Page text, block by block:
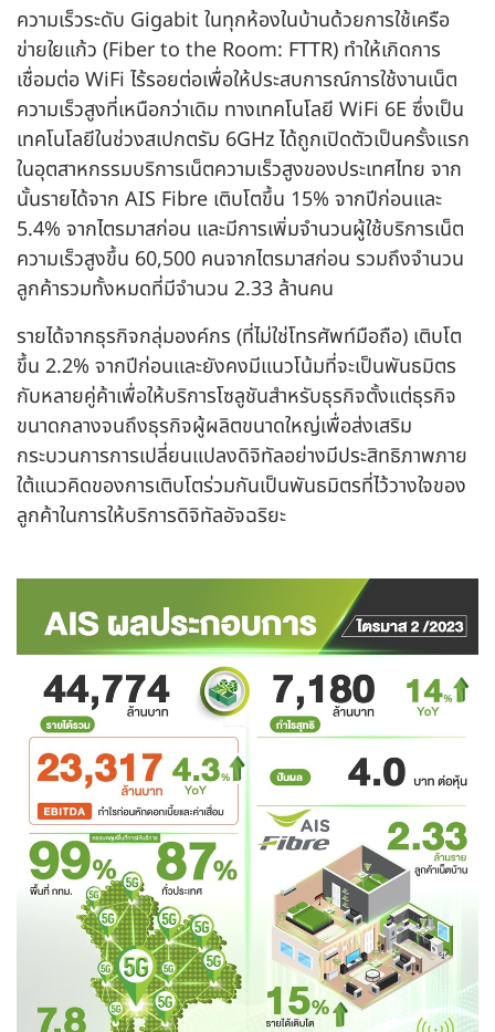
ความเร็วระดับ Gigabit ในทุกห้องในบ้านด้วยการใช้เครือ
ข่ายใยแก้ว (Fiber to the Room: FTTR) ทำให้เกิดการ
เชื่อมต่อ WiFi ไร้รอยต่อเพื่อให้ประสบการณ์การใช้งานเน็ต
ความเร็วสูงที่เหนือกว่าเดิม ทางเทคโนโลยี WiFi 6E ซึ่งเป็น
เทคโนโลยีในช่วงสเปกตรัม 6GHz ได้ถูกเปิดตัวเป็นครั้งแรก
ในอุตสาหกรรมบริการเน็ตความเร็วสูงของประเทศไทย จาก
นั้นรายได้จาก AIS Fibre เติบโตขึ้น 15% จากปีก่อนและ
5.4% จากไตรมาสก่อน และมีการเพิ่มจำนวนผู้ใช้บริการเน็ต
ความเร็วสูงขึ้น 60,500 คนจากไตรมาสก่อน รวมถึงจำนวน
ลูกค้ารวมทั้งหมดที่มีจำนวน 2.33 ล้านคน
รายได้จากธุรกิจกลุ่มองค์กร (ที่ไม่ใช่โทรศัพท์มือถือ) เติบโต
ขึ้น 2.2% จากปีก่อนและยังคงมีแนวโน้มที่จะเป็นพันธมิตร
กับหลายคู่ค้าเพื่อให้บริการโซลูชันสำหรับธุรกิจตั้งแต่ธุรกิจ
ขนาดกลางจนถึงธุรกิจผู้ผลิตขนาดใหญ่เพื่อส่งเสริม
กระบวนการการเปลี่ยนแปลงดิจิทัลอย่างมีประสิทธิภาพภาย
ใต้แนวคิดของการเติบโตร่วมกันเป็นพันธมิตรที่ไว้วางใจของ
ลูกค้าในการให้บริการดิจิทัลอัจฉริยะ